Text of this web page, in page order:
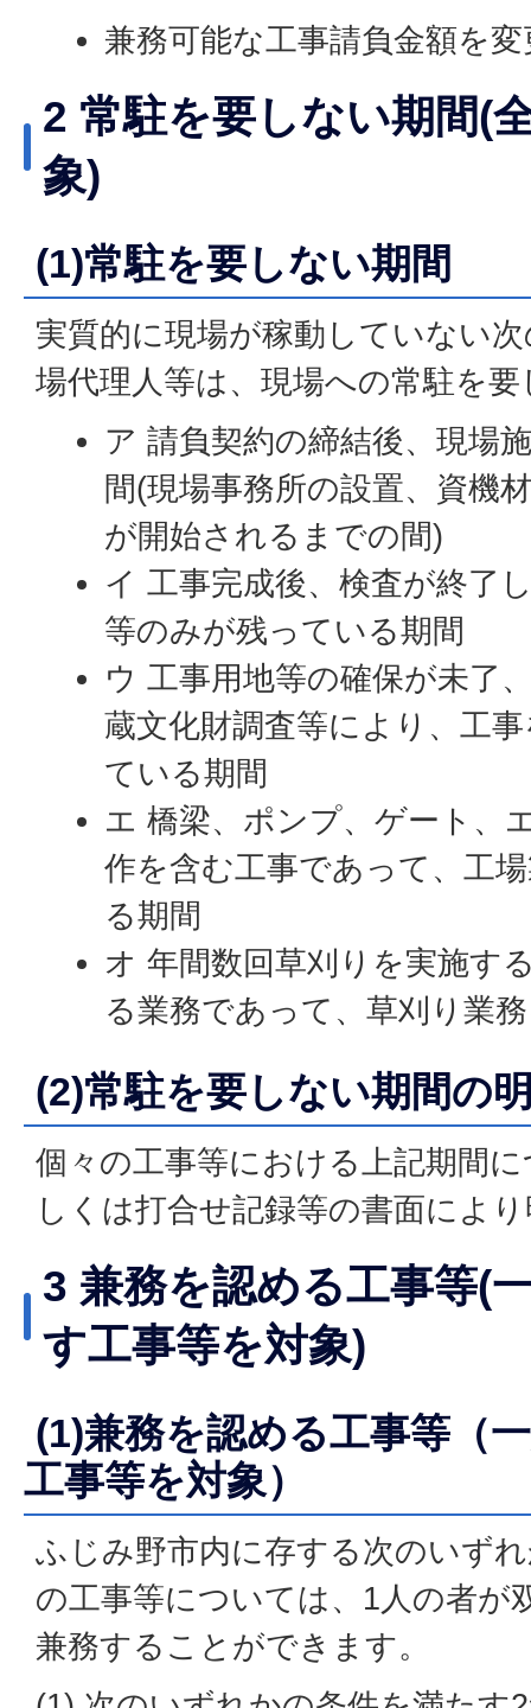
兼務可能な工事請負金額を変
2 常駐を要しない期間(
象)
(1)常駐を要しない期間
実質的に現場が稼動していない
場代理人等は、現場への常駐を
ア 請負契約の締結後、現場
間(現場事務所の設置、資機
が開始されるまでの間)
イ 工事完成後、検査が終了
等のみが残っている期間
ウ 工事用地等の確保が未了
蔵文化財調査等により、工
ている期間
エ 橋梁、ポンプ、ゲート、
作を含む工事であって、工
る期間
オ 年間数回草刈りを実施す
る業務であって、草刈り業
(2)常駐を要しない期間の
個々の工事等における上記期間
しくは打合せ記録等の書面によ
3 兼務を認める工事等(
す工事等を対象)
(1)兼務を認める工事等（
工事等を対象）
ふじみ野市内に存する次のいず
の工事等については、1人の者が
兼務することができます。